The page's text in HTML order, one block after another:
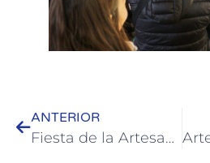
ANTERIOR
Fiesta de la Artesanía se presentó en la Casa de Entre Ríos